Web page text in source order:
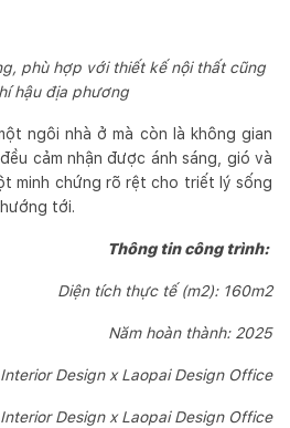
phù hợp với thiết kế nội thất cũng
hậu địa phương
ngôi nhà ở mà còn là không gian
cảm nhận được ánh sáng, gió và
minh chứng rõ rệt cho triết lý sống
tới.
Thông tin công trình:
Diện tích thực tế (m2): 160m2
Năm hoàn thành: 2025
Design x Laopai Design Office
Design x Laopai Design Office